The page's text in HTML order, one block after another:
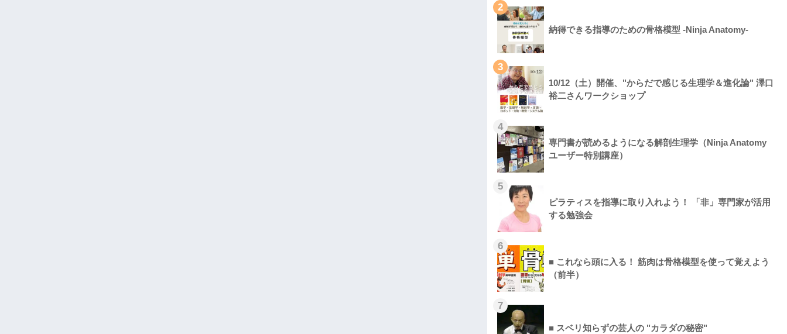
2
納得できる指導のための骨格模型 -Ninja Anatomy-
3
10/12（土）開催、"からだで感じる生理学＆進化論" 澤口
裕二さんワークショップ
4
専門書が読めるようになる解剖生理学（Ninja Anatomy
ユーザー特別講座）
5
ピラティスを指導に取り入れよう！ 「非」専門家が活用
する勉強会
6
■ これなら頭に入る！ 筋肉は骨格模型を使って覚えよう
（前半）
7
■ スベリ知らずの芸人の "カラダの秘密"